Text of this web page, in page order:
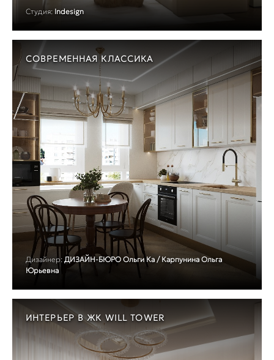
Студия: Indesign
СОВРЕМЕННАЯ КЛАССИКА
Дизайнер: ДИЗАЙН-БЮРО Ольги Ка / Карпунина Ольга
Юрьевна
ИНТЕРЬЕР В ЖК WILL TOWER